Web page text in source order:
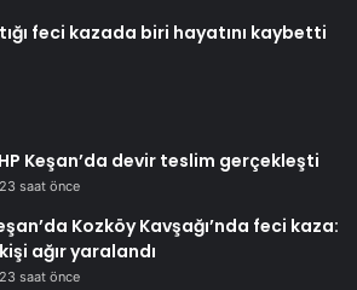
feci kazada biri hayatını kaybetti
Keşan’da devir teslim gerçekleşti
23 saat önce
Kozköy Kavşağı’nda feci kaza:
ağır yaralandı
23 saat önce